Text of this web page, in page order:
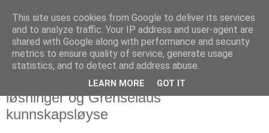
Politikus
tirsdag 30. desember 2014
Svar på motinnlegg: Grenseløse
løsninger og Grenselaus
kunnskapsløyse
This site uses cookies from Google to deliver its services
and to analyze traffic. Your IP address and user-agent are
shared with Google along with performance and security
metrics to ensure quality of service, generate usage
statistics, and to detect and address abuse.
LEARN MORE GOT IT